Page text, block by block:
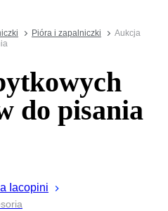
Pióra i zapalniczki
Aukcja
do pisania
Iacopini